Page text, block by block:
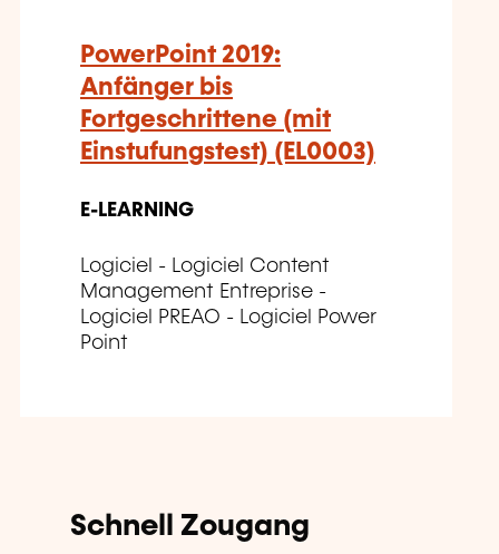
PowerPoint 2019:
Anfänger bis
Fortgeschrittene (mit
Einstufungstest) (EL0003)
E-LEARNING
Logiciel - Logiciel Content
Management Entreprise -
Logiciel PREAO - Logiciel Power
Point
Schnell Zougang